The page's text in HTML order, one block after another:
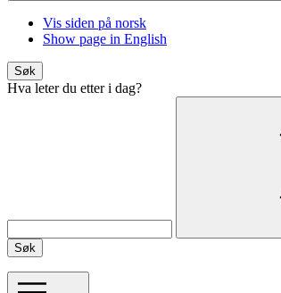
Vis siden på norsk
Show page in English
Søk
Hva leter du etter i dag?
Søk